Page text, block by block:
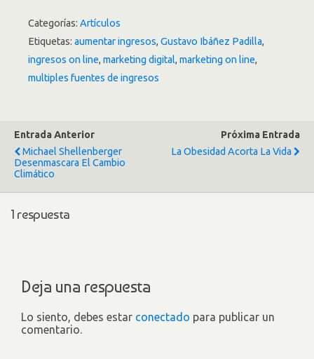
Categorías: Artículos
Etiquetas: aumentar ingresos, Gustavo Ibáñez Padilla,
ingresos on line, marketing digital, marketing on line,
multiples fuentes de ingresos
Entrada Anterior
Michael Shellenberger
Desenmascara El Cambio
Climático
Próxima Entrada
La Obesidad Acorta La Vida
1 respuesta
Deja una respuesta
Lo siento, debes estar conectado para publicar un
comentario.